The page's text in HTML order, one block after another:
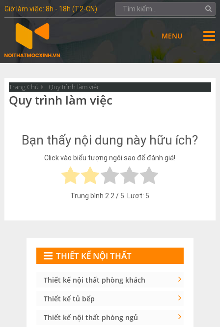
Giờ làm việc: 8h - 18h (T2-CN)
MENU
Trang Chủ Quy trình làm việc
Quy trình làm việc
Bạn thấy nội dung này hữu ích?
Click vào biểu tượng ngôi sao để đánh giá!
Trung bình 2.2 / 5. Lượt: 5
THIẾT KẾ NỘI THẤT
Thiết kế nội thất phòng khách
Thiết kế tủ bếp
Thiết kế nội thất phòng ngủ